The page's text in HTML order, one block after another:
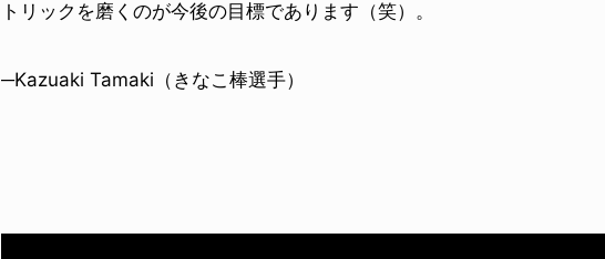
トリックを磨くのが今後の目標であります（笑）。
─Kazuaki Tamaki（きなこ棒選手）